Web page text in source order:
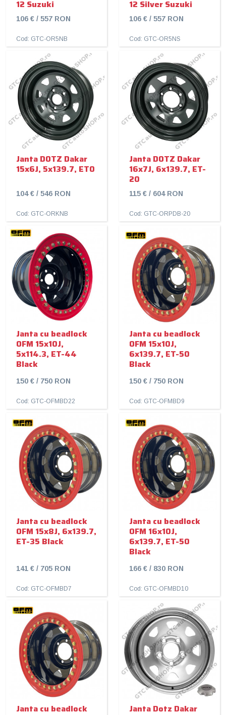
12 Suzuki
106 € / 557 RON
Cod: GTC-OR5NB
12 Silver Suzuki
106 € / 557 RON
Cod: GTC-OR5NS
Janta DOTZ Dakar
15x6J, 5x139.7, ET0
104 € / 546 RON
Cod: GTC-ORKNB
Janta DOTZ Dakar
16x7J, 6x139.7, ET-
20
115 € / 604 RON
Cod: GTC-ORPDB-20
Janta cu beadlock
OFM 15x10J,
5x114.3, ET-44
Black
150 € / 750 RON
Cod: GTC-OFMBD22
Janta cu beadlock
OFM 15x10J,
6x139.7, ET-50
Black
150 € / 750 RON
Cod: GTC-OFMBD9
Janta cu beadlock
OFM 15x8J, 6x139.7,
ET-35 Black
141 € / 705 RON
Cod: GTC-OFMBD7
Janta cu beadlock
OFM 16x10J,
6x139.7, ET-50
Black
166 € / 830 RON
Cod: GTC-OFMBD10
Janta cu beadlock
Janta Dotz Dakar